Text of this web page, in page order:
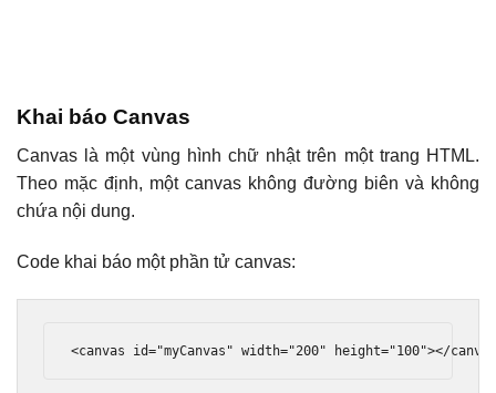
Khai báo Canvas
Canvas là một vùng hình chữ nhật trên một trang HTML.
Theo mặc định, một canvas không đường biên và không
chứa nội dung.
Code khai báo một phần tử canvas:
<canvas id="myCanvas" width="200" height="100"></